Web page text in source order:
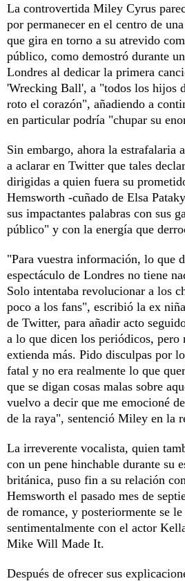
La controvertida Miley Cyrus
por permanecer en el centro de
que gira en torno a su atrevido
público, como demostró durante
Londres al dedicar la primera
'Wrecking Ball', a "todos los hijos
roto el corazón", añadiendo a
en particular podría "chupar su
Sin embargo, ahora la estrafalaria
a aclarar en Twitter que tales
dirigidas a quien fuera su
Hemsworth -cuñado de Elsa
sus impactantes palabras con sus
público" y con la energía que
"Para vuestra información, lo que
espectáculo de Londres no tiene
Solo intentaba revolucionar a los
poco a los fans", escribió la ex
de Twitter, para añadir acto
a lo que dicen los periódicos, pero
extienda más. Pido disculpas por
fatal y no era realmente lo que
que se digan cosas malas sobre
vuelvo a decir que me emocioné
de la raya", sentenció Miley en la
La irreverente vocalista, quien
con un pene hinchable durante su
británica, puso fin a su relación
Hemsworth el pasado mes de
de romance, y posteriormente se
sentimentalmente con el actor
Mike Will Made It.
Después de ofrecer sus